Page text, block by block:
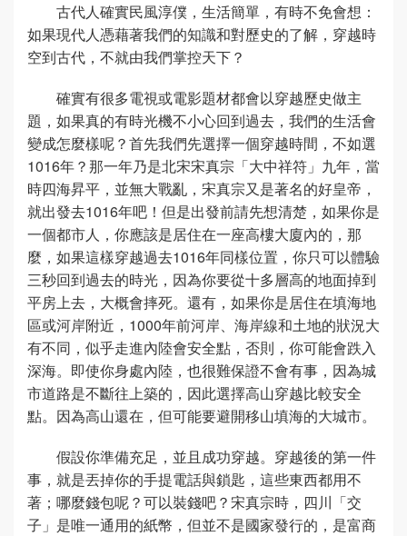
古代人確實民風淳僕，生活簡單，有時不免會想：
如果現代人憑藉著我們的知識和對歷史的了解，穿越時
空到古代，不就由我們掌控天下？
確實有很多電視或電影題材都會以穿越歷史做主
題，如果真的有時光機不小心回到過去，我們的生活會
變成怎麼樣呢？首先我們先選擇一個穿越時間，不如選
1016年？那一年乃是北宋宋真宗「大中祥符」九年，當
時四海昇平，並無大戰亂，宋真宗又是著名的好皇帝，
就出發去1016年吧！但是出發前請先想清楚，如果你是
一個都市人，你應該是居住在一座高樓大廈內的，那
麼，如果這樣穿越過去1016年同樣位置，你只可以體驗
三秒回到過去的時光，因為你要從十多層高的地面掉到
平房上去，大概會摔死。還有，如果你是居住在填海地
區或河岸附近，1000年前河岸、海岸線和土地的狀況大
有不同，似乎走進內陸會安全點，否則，你可能會跌入
深海。即使你身處內陸，也很難保證不會有事，因為城
市道路是不斷往上築的，因此選擇高山穿越比較安全
點。因為高山還在，但可能要避開移山填海的大城市。
假設你準備充足，並且成功穿越。穿越後的第一件
事，就是丟掉你的手提電話與鎖匙，這些東西都用不
著；哪麼錢包呢？可以裝錢吧？宋真宗時，四川「交
子」是唯一通用的紙幣，但並不是國家發行的，是富商